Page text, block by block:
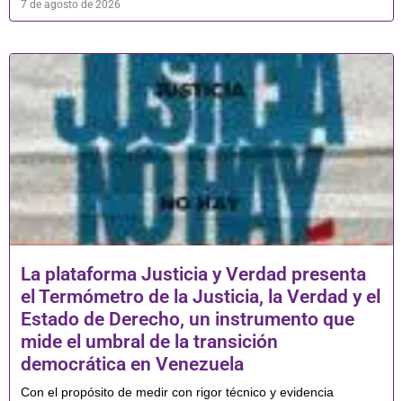
7 de agosto de 2026
La plataforma Justicia y Verdad presenta
el Termómetro de la Justicia, la Verdad y el
Estado de Derecho, un instrumento que
mide el umbral de la transición
democrática en Venezuela
Con el propósito de medir con rigor técnico y evidencia